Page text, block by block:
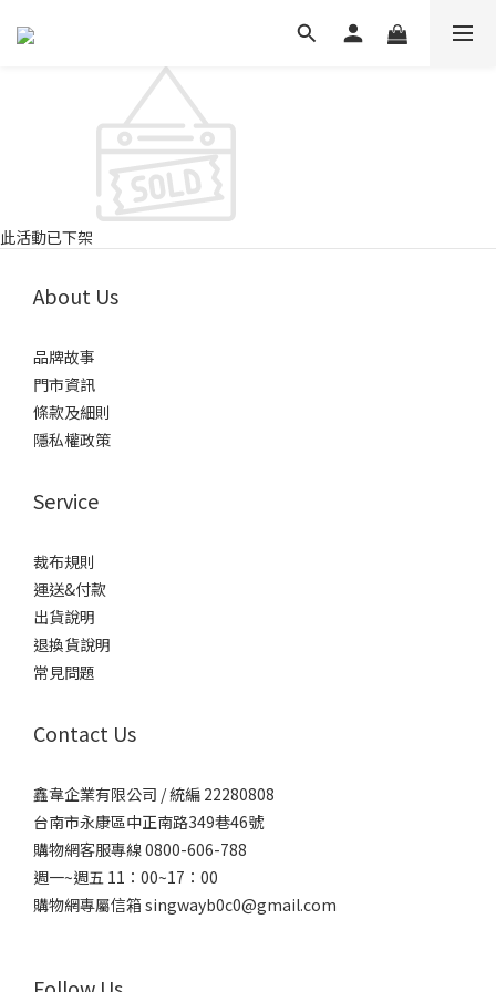
此活動已下架
About Us
品牌故事
門市資訊
條款及細則
隱私權政策
Service
裁布規則
運送&付款
出貨說明
退換貨說明
常見問題
Contact Us
鑫韋企業有限公司 / 統編 22280808
台南市永康區中正南路349巷46號
購物網客服專線 0800-606-788
週一~週五 11：00~17：00
購物網專屬信箱 singwayb0c0@gmail.com